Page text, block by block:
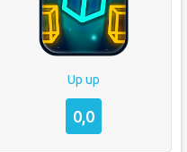
Up up
0,0